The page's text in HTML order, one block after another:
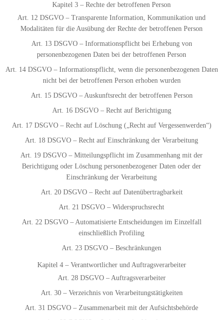
Kapitel 3 – Rechte der betroffenen Person
Art. 12 DSGVO – Transparente Information, Kommunikation und
Modalitäten für die Ausübung der Rechte der betroffenen Person
Art. 13 DSGVO – Informationspflicht bei Erhebung von
personenbezogenen Daten bei der betroffenen Person
Art. 14 DSGVO – Informationspflicht, wenn die personenbezogenen Daten
nicht bei der betroffenen Person erhoben wurden
Art. 15 DSGVO – Auskunftsrecht der betroffenen Person
Art. 16 DSGVO – Recht auf Berichtigung
Art. 17 DSGVO – Recht auf Löschung („Recht auf Vergessenwerden“)
Art. 18 DSGVO – Recht auf Einschränkung der Verarbeitung
Art. 19 DSGVO – Mitteilungspflicht im Zusammenhang mit der
Berichtigung oder Löschung personenbezogener Daten oder der
Einschränkung der Verarbeitung
Art. 20 DSGVO – Recht auf Datenübertragbarkeit
Art. 21 DSGVO – Widerspruchsrecht
Art. 22 DSGVO – Automatisierte Entscheidungen im Einzelfall
einschließlich Profiling
Art. 23 DSGVO – Beschränkungen
Kapitel 4 – Verantwortlicher und Auftragsverarbeiter
Art. 28 DSGVO – Auftragsverarbeiter
Art. 30 – Verzeichnis von Verarbeitungstätigkeiten
Art. 31 DSGVO – Zusammenarbeit mit der Aufsichtsbehörde